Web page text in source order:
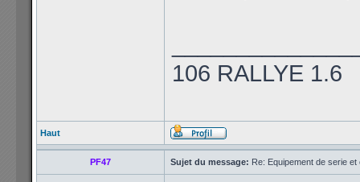
106 RALLYE 1.6
Haut
PF47 Sujet du message: Re: Equipement de serie